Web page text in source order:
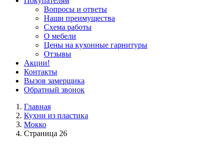
Вопросы и ответы
Наши преимущества
Схема работы
О мебели
Цены на кухонные гарнитуры
Отзывы
Акции!
Контакты
Вызов замерщика
Обратный звонок
Главная
Кухни из пластика
Мокко
Страница 26